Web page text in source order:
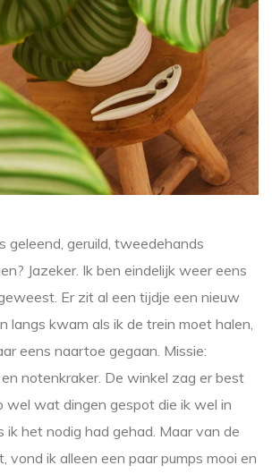
geleend, geruild, tweedehands
Jazeker. Ik ben eindelijk weer eens
Er zit al een tijdje een nieuw
langs kwam als ik de trein moet halen,
eens naartoe gegaan. Missie:
notenkraker. De winkel zag er best
wel wat dingen gespot die ik wel in
ik het nodig had gehad. Maar van de
vond ik alleen een paar pumps mooi en